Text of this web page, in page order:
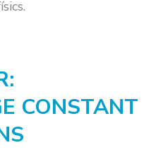
CONSTANT